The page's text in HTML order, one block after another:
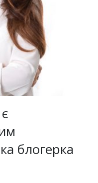
блогерка